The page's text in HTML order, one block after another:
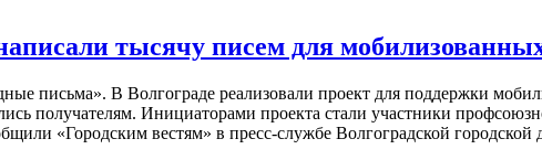
тысячу писем для
письма». В Волгограде реализовали проект для поддержки
получателям. Инициаторами проекта стали участники
«Городским вестям» в пресс-службе Волгоградской